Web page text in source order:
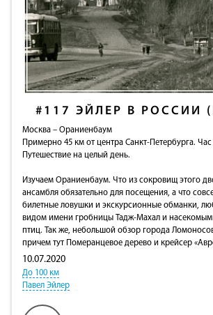
#117 ЭЙЛЕР В РОССИИ
Москва – Ораниенбаум
Примерно 45 км от центра Санкт-Петербурга. Час
Путешествие на целый день.
Изучаем Ораниенбаум. Что из сокровищ этого
ансамбля обязательно для посещения, а что
билетные ловушки и экскурсионные обманки,
видом имени гробницы Тадж-Махал и
птиц. Так же, небольшой обзор города
причем тут Померанцевое дерево и крейсер
10.07.2020
До 100 км
Павел Эйлер